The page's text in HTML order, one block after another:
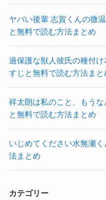
ヤバい後輩 志賀くんの微
と無料で読む方法まとめ
過保護な獣人彼氏の種付
すじと無料で読む方法まと
祥太朗は私のこと、もう
と無料で読む方法まとめ
いじめてください水無瀬
法まとめ
カテゴリー